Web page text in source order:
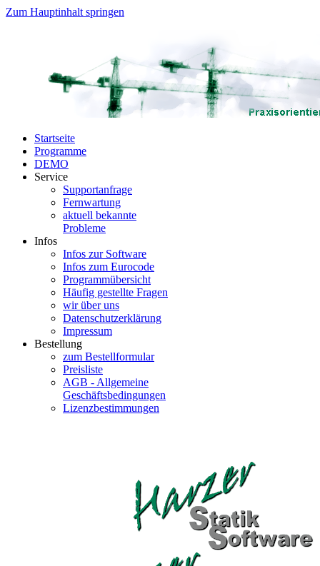
Zum Hauptinhalt springen
Startseite
Programme
DEMO
Service
Supportanfrage
Fernwartung
aktuell bekannte
Probleme
Infos
Infos zur Software
Infos zum Eurocode
Programmübersicht
Häufig gestellte Fragen
wir über uns
Datenschutzerklärung
Impressum
Bestellung
zum Bestellformular
Preisliste
AGB - Allgemeine
Geschäftsbedingungen
Lizenzbestimmungen